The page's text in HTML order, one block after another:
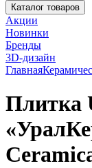
Каталог товаров
Акции
Новинки
Бренды
3D-дизайн
Главная
Плитка